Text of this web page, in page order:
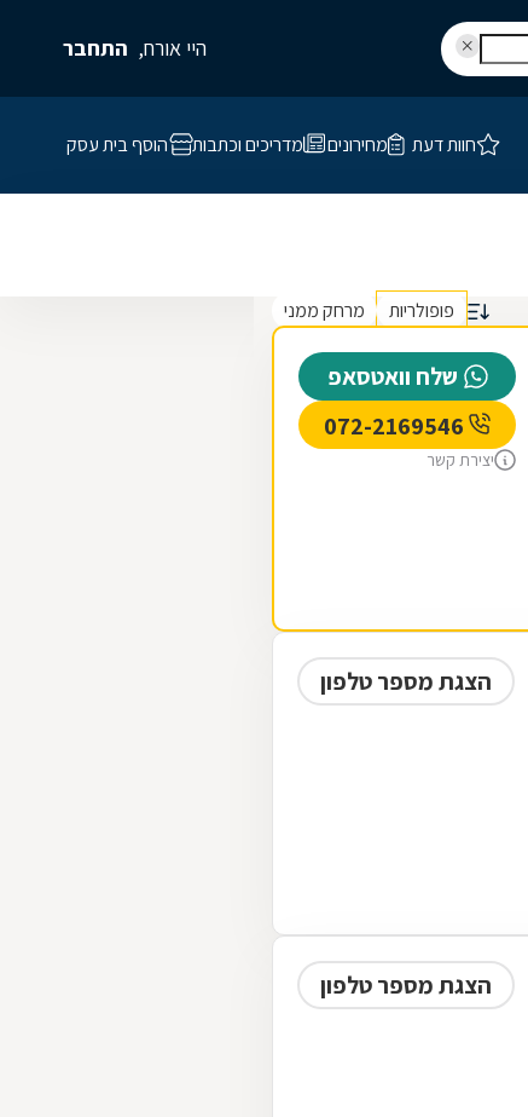
היי אורח, התחבר
חוות דעת מחירונים מדריכים וכתבות הוסף בית עסק
פופולריות מרחק ממני
שלח וואטסאפ
יצירת קשר
הצגת מספר טלפון
הצגת מספר טלפון